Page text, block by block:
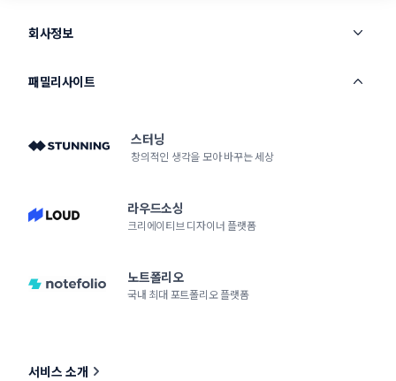
회사정보
패밀리사이트
스터닝
창의적인 생각을 모아 바꾸는 세상
라우드소싱
크리에이티브 디자이너 플랫폼
노트폴리오
국내 최대 포트폴리오 플랫폼
서비스 소개